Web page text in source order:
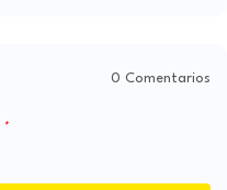
0 Comentarios